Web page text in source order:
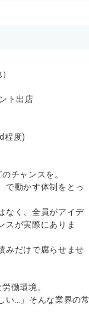
）
ト出店
程度)
チャンスを。
で動かす体制をとっ
なく、全員がアイデ
スが実際にありま
みだけで腐らせませ
働環境。
い…」そんな業界の常